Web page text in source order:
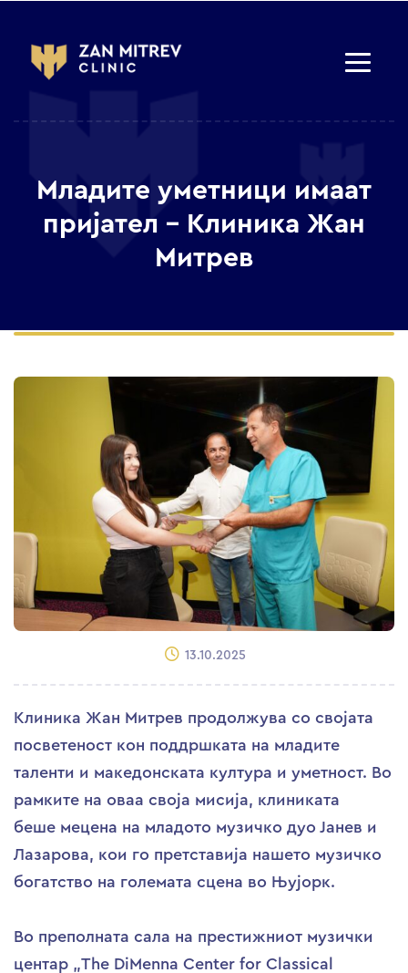
Младите уметници имаат
пријател – Клиника Жан
Митрев
13.10.2025
Клиника Жан Митрев продолжува со својата
посветеност кон поддршката на младите
таленти и македонската култура и уметност. Во
рамките на оваа своја мисија, клиниката
беше мецена на младото музичко дуо Јанев и
Лазарова, кои го претставија нашето музичко
богатство на големата сцена во Њујорк.
Во преполната сала на престижниот музички
центар „The DiMenna Center for Classical